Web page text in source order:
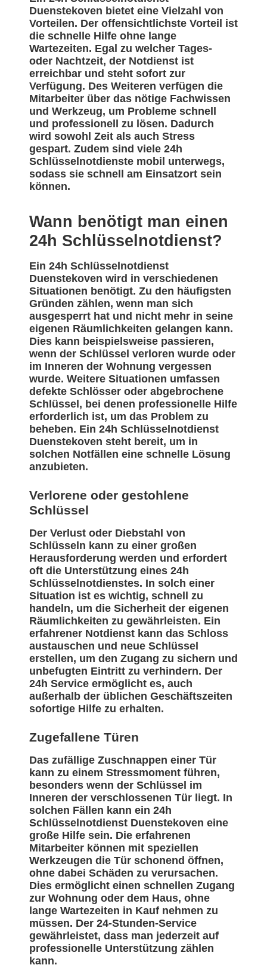
Duenstekoven bietet eine Vielzahl von
Vorteilen. Der offensichtlichste Vorteil ist
die schnelle Hilfe ohne lange
Wartezeiten. Egal zu welcher Tages-
oder Nachtzeit, der Notdienst ist
erreichbar und steht sofort zur
Verfügung. Des Weiteren verfügen die
Mitarbeiter über das nötige Fachwissen
und Werkzeug, um Probleme schnell
und professionell zu lösen. Dadurch
wird sowohl Zeit als auch Stress
gespart. Zudem sind viele 24h
Schlüsselnotdienste mobil unterwegs,
sodass sie schnell am Einsatzort sein
können.
Wann benötigt man einen
24h Schlüsselnotdienst?
Ein 24h Schlüsselnotdienst
Duenstekoven wird in verschiedenen
Situationen benötigt. Zu den häufigsten
Gründen zählen, wenn man sich
ausgesperrt hat und nicht mehr in seine
eigenen Räumlichkeiten gelangen kann.
Dies kann beispielsweise passieren,
wenn der Schlüssel verloren wurde oder
im Inneren der Wohnung vergessen
wurde. Weitere Situationen umfassen
defekte Schlösser oder abgebrochene
Schlüssel, bei denen professionelle Hilfe
erforderlich ist, um das Problem zu
beheben. Ein 24h Schlüsselnotdienst
Duenstekoven steht bereit, um in
solchen Notfällen eine schnelle Lösung
anzubieten.
Verlorene oder gestohlene
Schlüssel
Der Verlust oder Diebstahl von
Schlüsseln kann zu einer großen
Herausforderung werden und erfordert
oft die Unterstützung eines 24h
Schlüsselnotdienstes. In solch einer
Situation ist es wichtig, schnell zu
handeln, um die Sicherheit der eigenen
Räumlichkeiten zu gewährleisten. Ein
erfahrener Notdienst kann das Schloss
austauschen und neue Schlüssel
erstellen, um den Zugang zu sichern und
unbefugten Eintritt zu verhindern. Der
24h Service ermöglicht es, auch
außerhalb der üblichen Geschäftszeiten
sofortige Hilfe zu erhalten.
Zugefallene Türen
Das zufällige Zuschnappen einer Tür
kann zu einem Stressmoment führen,
besonders wenn der Schlüssel im
Inneren der verschlossenen Tür liegt. In
solchen Fällen kann ein 24h
Schlüsselnotdienst Duenstekoven eine
große Hilfe sein. Die erfahrenen
Mitarbeiter können mit speziellen
Werkzeugen die Tür schonend öffnen,
ohne dabei Schäden zu verursachen.
Dies ermöglicht einen schnellen Zugang
zur Wohnung oder dem Haus, ohne
lange Wartezeiten in Kauf nehmen zu
müssen. Der 24-Stunden-Service
gewährleistet, dass man jederzeit auf
professionelle Unterstützung zählen
kann.